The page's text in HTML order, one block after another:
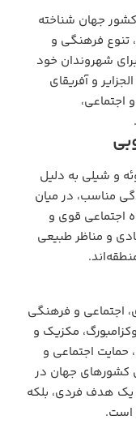
جهان شناخته
تنوع فرهنگی و
شهروندان خود
و آفریقای
اجتماعی،
و شیلی به دلیل
مناسب، در میان
اجتماعی قوی و
و مناظر طبیعی
اجتماعی و فرهنگی
مکزیک و
حمایت اجتماعی و
کشورهای جهان در
یک هدف فردی، بلکه
است.